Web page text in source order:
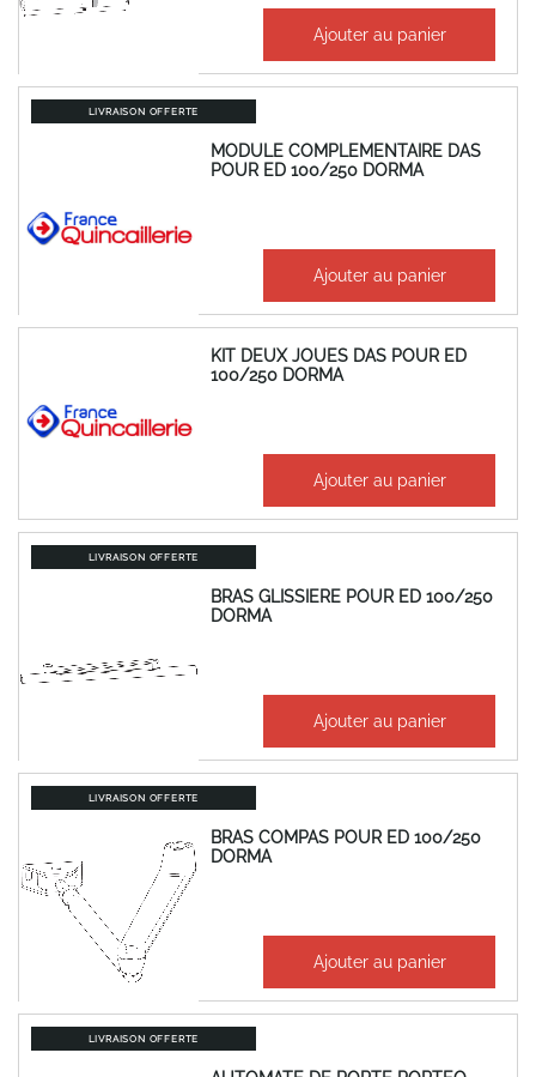
Ajouter au panier
LIVRAISON OFFERTE
MODULE COMPLEMENTAIRE DAS
POUR ED 100/250 DORMA
Ajouter au panier
KIT DEUX JOUES DAS POUR ED
100/250 DORMA
Ajouter au panier
LIVRAISON OFFERTE
BRAS GLISSIERE POUR ED 100/250
DORMA
Ajouter au panier
LIVRAISON OFFERTE
BRAS COMPAS POUR ED 100/250
DORMA
348,29 € Ajouter au panier
LIVRAISON OFFERTE